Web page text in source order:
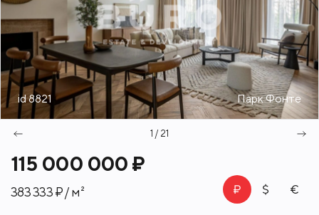
115 000 000 ₽
383 333 ₽ / м²
id 8821 Парк Фонте
1 / 21